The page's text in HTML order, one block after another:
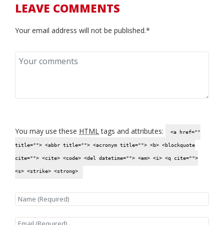
LEAVE COMMENTS
Your email address will not be published.*
You may use these HTMLtags and attributes: <a href=""
title=""> <abbr title=""> <acronym title=""> <b> <blockquote
cite=""> <cite> <code> <del datetime=""> <em> <i> <q cite="">
<s> <strike> <strong>